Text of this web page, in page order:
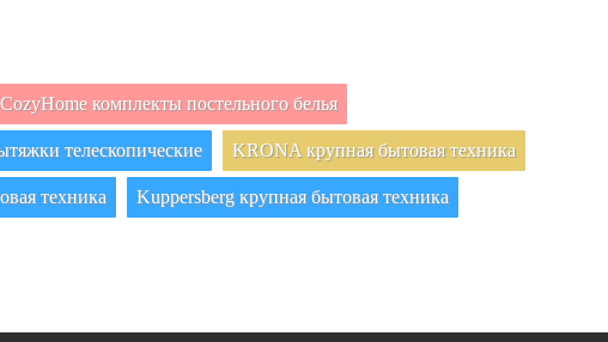
CozyHome комплекты постельного белья
телескопические KRONA крупная бытовая техника
техника Kuppersberg крупная бытовая техника